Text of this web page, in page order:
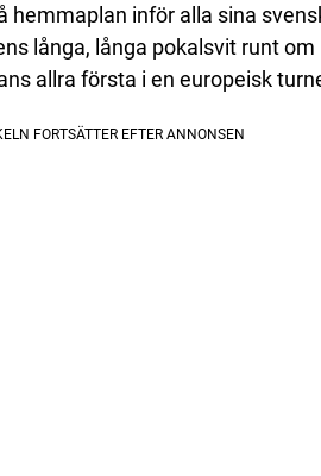
hemmaplan inför alla sina
långa, långa pokalsvit runt om
allra första i en europeisk